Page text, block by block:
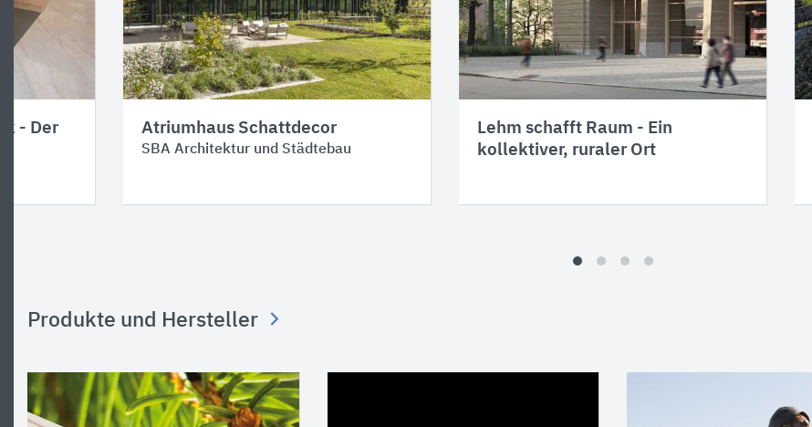
Atriumhaus Schattdecor
SBA Architektur und Städtebau
Lehm schafft Raum - Ein
kollektiver, ruraler Ort
- Der
Produkte und Hersteller